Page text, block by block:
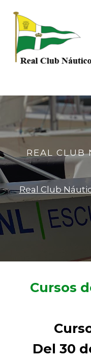
contenido
REAL CLUB
Real Club
Cursos
Del 30